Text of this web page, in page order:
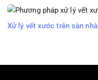
Xử lý vết xước trên sàn nhà